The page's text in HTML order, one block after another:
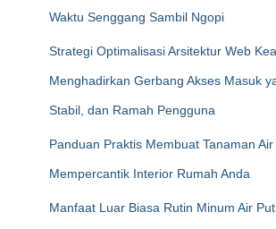
Waktu Senggang Sambil Ngopi
Strategi Optimalisasi Arsitektur Web
Menghadirkan Gerbang Akses Masuk
Stabil, dan Ramah Pengguna
Panduan Praktis Membuat Tanaman
Mempercantik Interior Rumah Anda
Manfaat Luar Biasa Rutin Minum Air